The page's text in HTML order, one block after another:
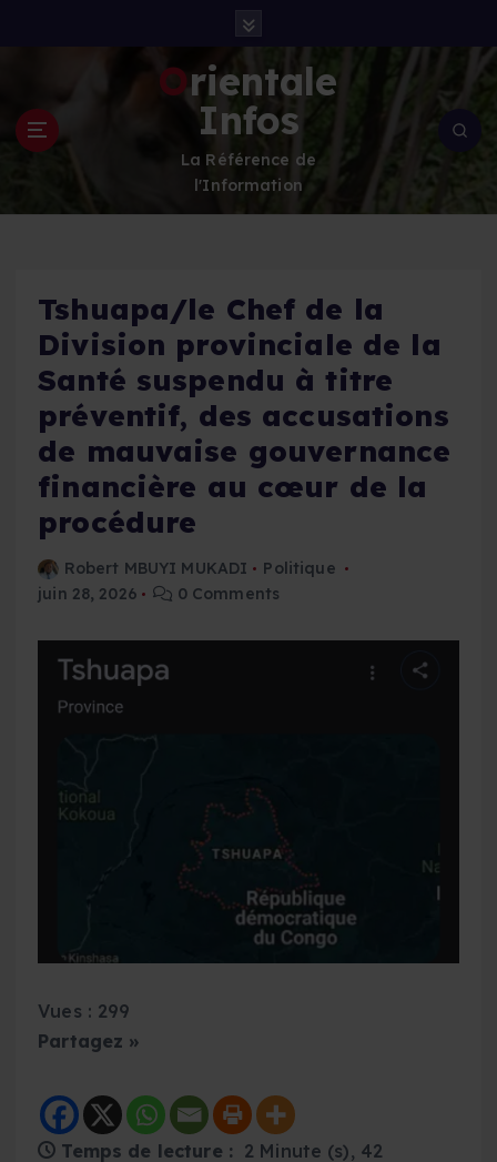
n
Orientale
Infos
La Référence de
l'Information
Tshuapa/le Chef de la
Division provinciale de la
Santé suspendu à titre
préventif, des accusations
de mauvaise gouvernance
financière au cœur de la
procédure
Robert MBUYI MUKADI
Politique
juin 28, 2026
0 Comments
Vues : 299
Partagez »
Temps de lecture : 2 Minute (s), 42